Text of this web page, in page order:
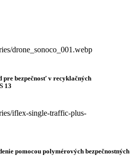
pre bezpečnosť v recyklačných
13
pomocou polymérových bezpečnostných